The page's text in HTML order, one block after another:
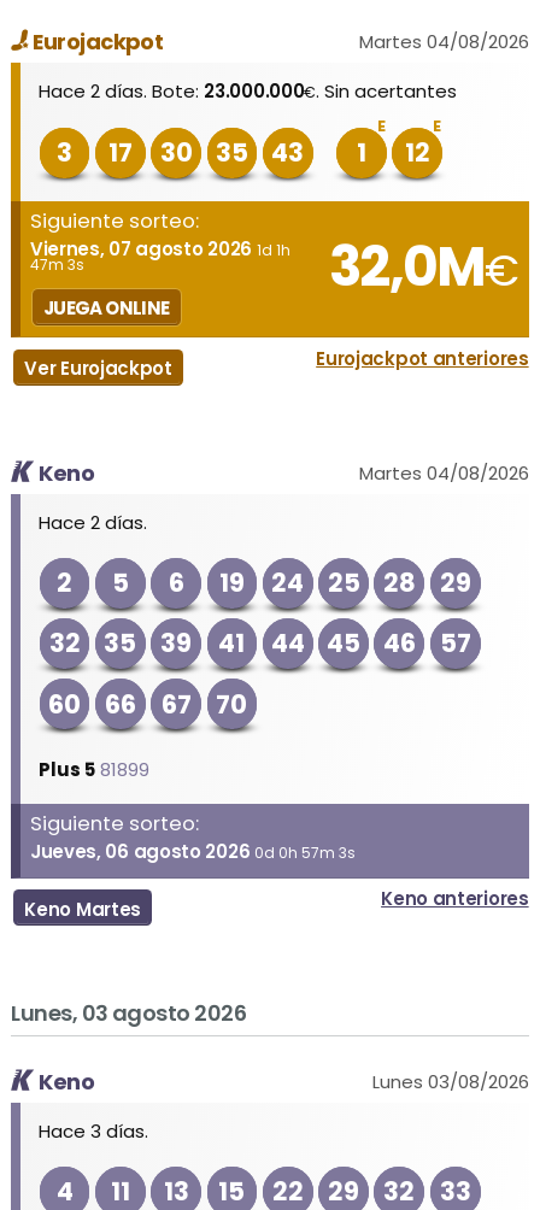
Eurojackpot
Martes 04/08/2026
Hace 2 días. Bote: 23.000.000€. Sin acertantes
3 17 30 35 43
E
1
E
12
Siguiente sorteo:
Viernes, 07 agosto 2026 1d 1h
47m 3s
JUEGA ONLINE
32,0M€
Ver Eurojackpot Eurojackpot anteriores
Keno
Martes 04/08/2026
Hace 2 días.
2 5 6 19 24 25 28
29
32
35 39 41 44 45 46
57
60
66 67 70
Plus 5 81899
Siguiente sorteo:
Jueves, 06 agosto 2026 0d 0h 57m 3s
Keno Martes Keno anteriores
Lunes, 03 agosto 2026
Keno
Lunes 03/08/2026
Hace 3 días.
4 11 13 15 22 29 32
33